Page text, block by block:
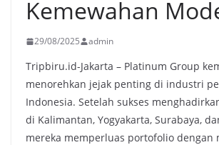
Kemewahan
29/08/2025 admin
Tripbiru.id-Jakarta – Platinum Group
menorehkan jejak penting di industri
Indonesia. Setelah sukses
di Kalimantan, Yogyakarta, Surabaya,
mereka memperluas portofolio dengan